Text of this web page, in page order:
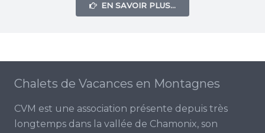
EN SAVOIR PLUS…
Chalets de Vacances en Montagnes
CVM est une association présente depuis très
longtemps dans la vallée de Chamonix, son